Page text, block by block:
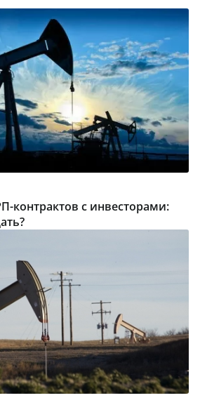
контрактов с инвесторами: